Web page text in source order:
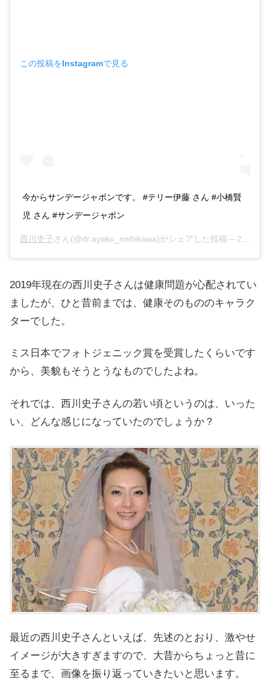
この投稿をInstagramで見る
今からサンデージャポンです。 #テリー伊藤 さん #小橋賢
児 さん #サンデージャポン
西川史子さん(@dr.ayako_nishikawa)がシェアした投稿 – 2019年 7月月13日午後5時56分PDT
2019年現在の西川史子さんは健康問題が心配されてい
ましたが、ひと昔前までは、健康そのもののキャラク
ターでした。
ミス日本でフォトジェニック賞を受賞したくらいです
から、美貌もそうとうなものでしたよね。
それでは、西川史子さんの若い頃というのは、いった
い、どんな感じになっていたのでしょうか？
最近の西川史子さんといえば、先述のとおり、激やせ
イメージが大きすぎますので、大昔からちょっと昔に
至るまで、画像を振り返っていきたいと思います。